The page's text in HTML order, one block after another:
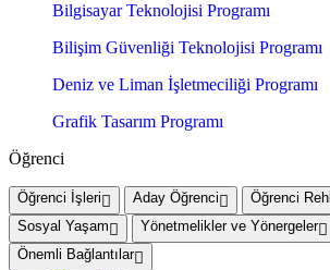
Bilgisayar Teknolojisi Programı
Bilişim Güvenliği Teknolojisi Programı
Deniz ve Liman İşletmeciliği Programı
Grafik Tasarım Programı
Öğrenci
Öğrenci İşleri Aday Öğrenci
Öğrenci
Sosyal Yaşam
Yönetmelikler ve Yönergeler
Önemli Bağlantılar